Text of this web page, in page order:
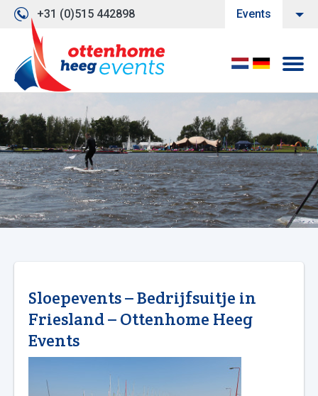
+31 (0)515 442898 Events
Sloepevents – Bedrijfsuitje in
Friesland – Ottenhome Heeg
Events